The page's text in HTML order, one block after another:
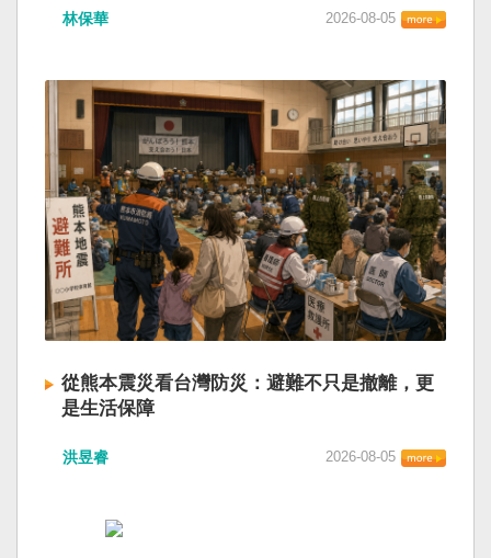
林保華 2026-08-05
從熊本震災看台灣防災：避難不只是撤離，更
是生活保障
洪昱睿 2026-08-05